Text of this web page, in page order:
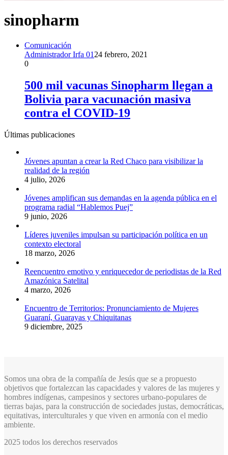
sinopharm
Comunicación
Administrador Irfa 01 24 febrero, 2021
0
500 mil vacunas Sinopharm llegan a
Bolivia para vacunación masiva
contra el COVID-19
Últimas publicaciones
Jóvenes apuntan a crear la Red Chaco para visibilizar la
realidad de la región
4 julio, 2026
Jóvenes amplifican sus demandas en la agenda pública en el
programa radial “Hablemos Puej”
9 junio, 2026
Líderes juveniles impulsan su participación política en un
contexto electoral
18 marzo, 2026
Reencuentro emotivo y enriquecedor de periodistas de la Red
Amazónica Satelital
4 marzo, 2026
Encuentro de Territorios: Pronunciamiento de Mujeres
Guaraní, Guarayas y Chiquitanas
9 diciembre, 2025
Somos una obra de la compañía de Jesús que se a propuesto
objetivos que fortalezcan las capacidades y valores de las mujeres y
hombres indígenas, campesinos y sectores urbano-populares de
tierras bajas, para la construcción de sociedades justas, democráticas,
equitativas, interculturales y que viven en armonía con el medio
ambiente.
2025 todos los derechos reservados